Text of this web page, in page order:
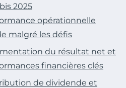
2025
opérationnelle
malgré les défis
du résultat net et
financières clés
de dividende et